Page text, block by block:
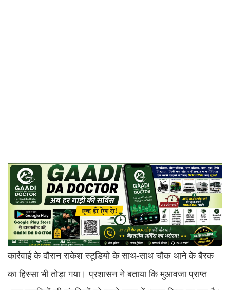
कार्रवाई के दौरान राकेश स्टूडियो के साथ-साथ चौक थाने के बैरक
का हिस्सा भी तोड़ा गया। प्रशासन ने बताया कि मुआवजा प्राप्त